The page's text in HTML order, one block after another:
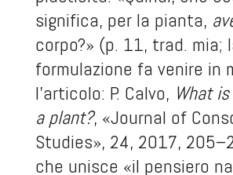
significa, per la pianta,
corpo?» (p. 11, trad. mia;
formulazione fa venire in
l’articolo: P. Calvo, What
a plant?, «Journal of
Studies», 24, 2017,
che unisce «il pensiero